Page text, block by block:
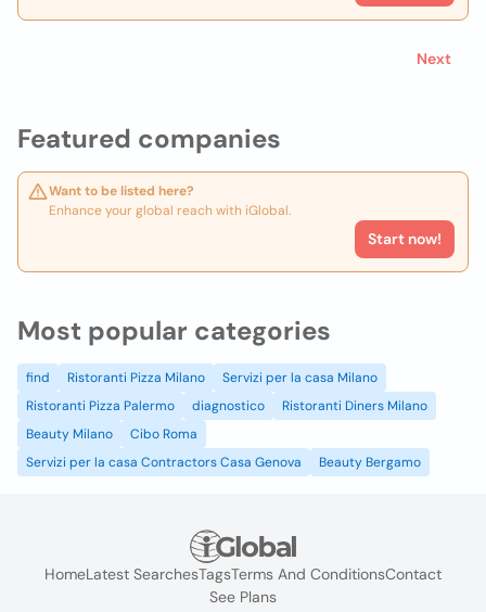
Featured companies
Want to be listed here?
Enhance your global reach with iGlobal.
Start now!
Next
Most popular categories
find Ristoranti Pizza Milano
Servizi per la casa Milano
Ristoranti Pizza Palermo
diagnostico
Ristoranti Diners Milano
Beauty Milano
Cibo Roma
Servizi per la casa Contractors Casa Genova
Beauty Bergamo
HomeLatest SearchesTagsTerms And ConditionsContact
See Plans